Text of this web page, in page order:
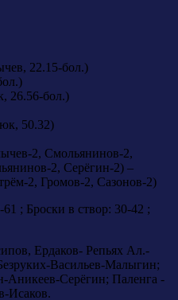
22.15-бол.)
26.56-бол.)
50.32)
2, Смольянинов-2,
2, Серёгин-2) –
2, Громов-2, Сазонов-2)
61 ; Броски в створ: 30-42 ;
Ердаков- Репьях Ал.-
Васильев-Малыгин;
Аникеев-Серёгин; Паленга -
Исаков.